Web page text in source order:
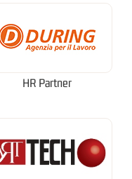
HR Partner